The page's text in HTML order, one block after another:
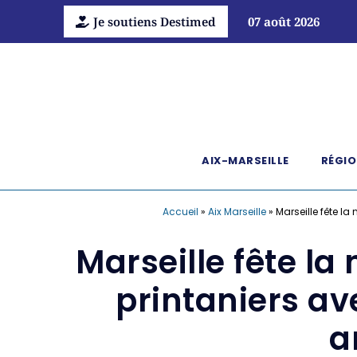
Je soutiens Destimed 07 août 2026
AIX-MARSEILLE
Accueil » Aix Marseille» Marseille fête la
Marseille fête la
printaniers